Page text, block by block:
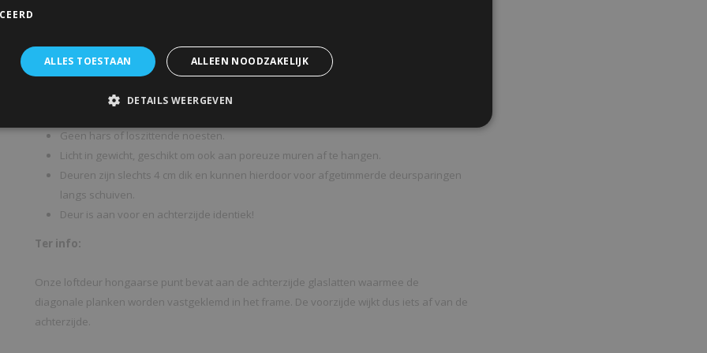
niet gaat kromtrekken.
Panelen worden door rubber strippen op-geklemd tussen de stijlen zodat deze vrij
kunnen werken.
Geen hars of loszittende noesten.
Licht in gewicht, geschikt om ook aan poreuze muren af te hangen.
Deuren zijn slechts 4 cm dik en kunnen hierdoor voor afgetimmerde deursparingen
langs schuiven.
Deur is aan voor en achterzijde identiek!
Ter info:
Onze loftdeur hongaarse punt bevat aan de achterzijde glaslatten waarmee de
diagonale planken worden vastgeklemd in het frame. De voorzijde wijkt dus iets af van de
achterzijde.
ALLES TOESTAAN ALLEEN NOODZAKELIJK
DETAILS WEERGEVEN